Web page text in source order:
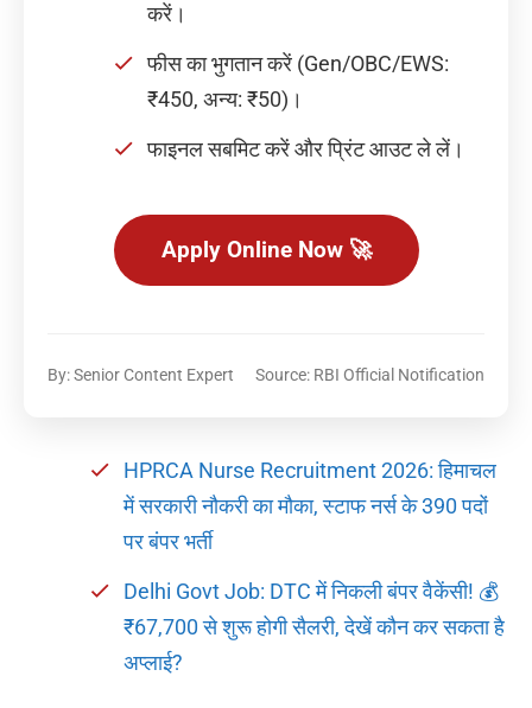
करें।
फीस का भुगतान करें (Gen/OBC/EWS:
₹450, अन्य: ₹50)।
फाइनल सबमिट करें और प्रिंट आउट ले लें।
Apply Online Now 🚀
By: Senior Content Expert Source: RBI Official Notification
HPRCA Nurse Recruitment 2026: हिमाचल
में सरकारी नौकरी का मौका, स्टाफ नर्स के 390 पदों
पर बंपर भर्ती
Delhi Govt Job: DTC में निकली बंपर वैकेंसी! 💰
₹67,700 से शुरू होगी सैलरी, देखें कौन कर सकता है
अप्लाई?